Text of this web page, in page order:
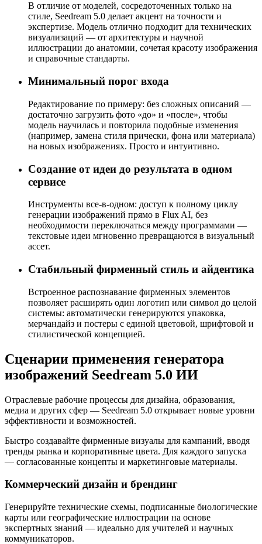
В отличие от моделей, сосредоточенных только на
стиле, Seedream 5.0 делает акцент на точности и
экспертизе. Модель отлично подходит для технических
визуализаций — от архитектуры и научной
иллюстрации до анатомии, сочетая красоту изображения
и справочные стандарты.
Минимальный порог входа
Редактирование по примеру: без сложных описаний —
достаточно загрузить фото «до» и «после», чтобы
модель научилась и повторила подобные изменения
(например, замена стиля прически, фона или материала)
на новых изображениях. Просто и интуитивно.
Создание от идеи до результата в одном
сервисе
Инструменты все-в-одном: доступ к полному циклу
генерации изображений прямо в Flux AI, без
необходимости переключаться между программами —
текстовые идеи мгновенно превращаются в визуальный
ассет.
Стабильный фирменный стиль и айдентика
Встроенное распознавание фирменных элементов
позволяет расширять один логотип или символ до целой
системы: автоматически генерируются упаковка,
мерчандайз и постеры с единой цветовой, шрифтовой и
стилистической концепцией.
Сценарии применения генератора
изображений Seedream 5.0 ИИ
Отраслевые рабочие процессы для дизайна, образования,
медиа и других сфер — Seedream 5.0 открывает новые уровни
эффективности и возможностей.
Быстро создавайте фирменные визуалы для кампаний, вводя
тренды рынка и корпоративные цвета. Для каждого запуска
— согласованные концепты и маркетинговые материалы.
Коммерческий дизайн и брендинг
Генерируйте технические схемы, подписанные биологические
карты или географические иллюстрации на основе
экспертных знаний — идеально для учителей и научных
коммуникаторов.